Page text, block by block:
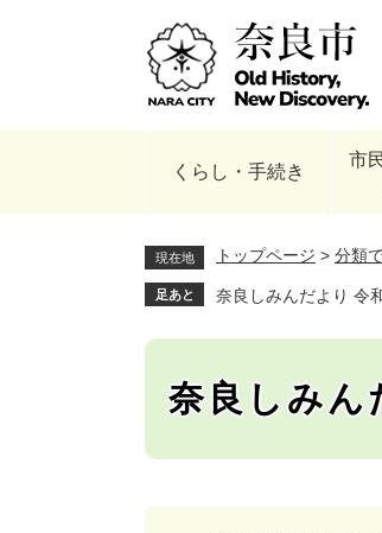
くらし・手続き
市
現在地 トップページ > 分類
足あと 奈良しみんだより 令
奈良しみん